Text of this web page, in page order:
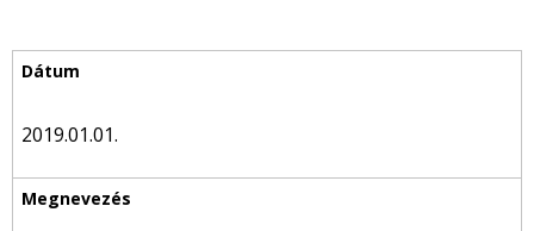
2019.01.01.